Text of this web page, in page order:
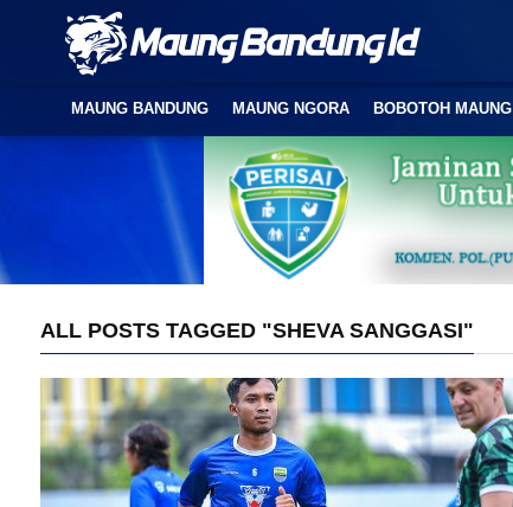
MAUNG BANDUNG MAUNG NGORA BOBOTOH MAUNG
ALL POSTS TAGGED "SHEVA SANGGASI"